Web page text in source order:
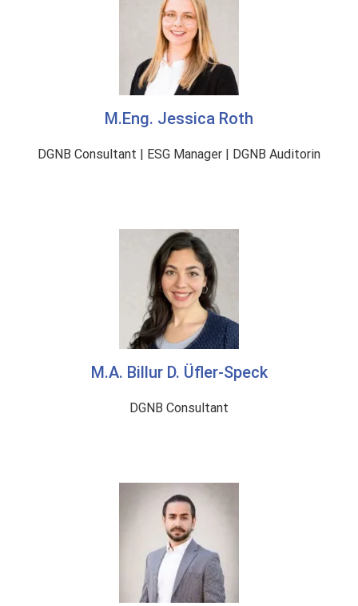
M.Eng. Jessica Roth
DGNB Consultant | ESG Manager | DGNB Auditorin
M.A. Billur D. Üfler-Speck
DGNB Consultant